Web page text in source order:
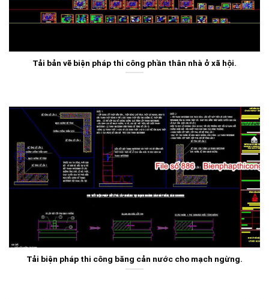
Tải bản vẽ biện pháp thi công phần thân nhà ở xã hội.
Tải biện pháp thi công băng cản nước cho mạch ngừng.